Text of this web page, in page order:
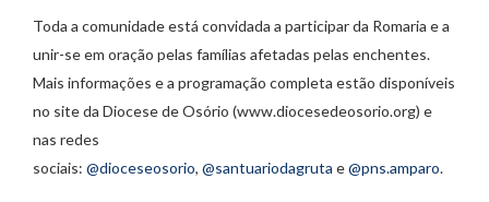
Toda a comunidade está convidada a participar da Romaria e a
unir-se em oração pelas famílias afetadas pelas enchentes.
Mais informações e a programação completa estão disponíveis
no site da Diocese de Osório (www.diocesedeosorio.org) e
nas redes
sociais: @dioceseosorio, @santuariodagruta e@pns.amparo.